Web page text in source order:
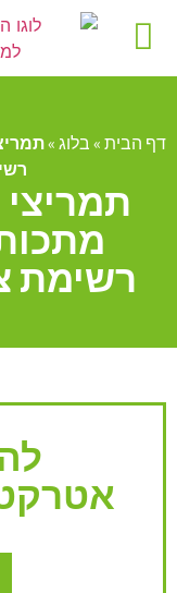
דף הבית»בלוג»
רשימת